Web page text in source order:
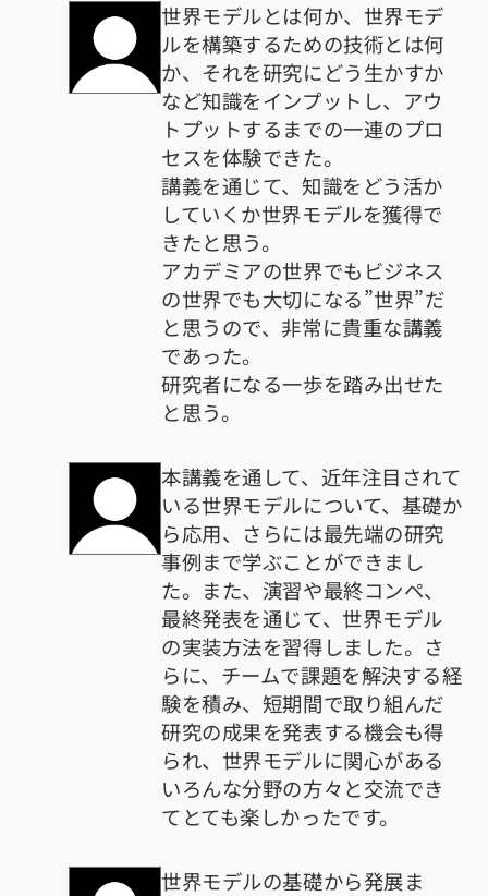
世界モデルとは何か、世界モデ
ルを構築するための技術とは何
か、それを研究にどう生かすか
など知識をインプットし、アウ
トプットするまでの一連のプロ
セスを体験できた。
講義を通じて、知識をどう活か
していくか世界モデルを獲得で
きたと思う。
アカデミアの世界でもビジネス
の世界でも大切になる”世界”だ
と思うので、非常に貴重な講義
であった。
研究者になる一歩を踏み出せた
と思う。
本講義を通して、近年注目されて
いる世界モデルについて、基礎か
ら応用、さらには最先端の研究
事例まで学ぶことができまし
た。また、演習や最終コンペ、
最終発表を通じて、世界モデル
の実装方法を習得しました。さ
らに、チームで課題を解決する経
験を積み、短期間で取り組んだ
研究の成果を発表する機会も得
られ、世界モデルに関心がある
いろんな分野の方々と交流でき
てとても楽しかったです。
世界モデルの基礎から発展ま